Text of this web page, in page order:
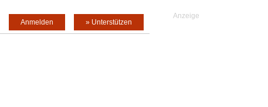
» Unterstützen
Anmelden